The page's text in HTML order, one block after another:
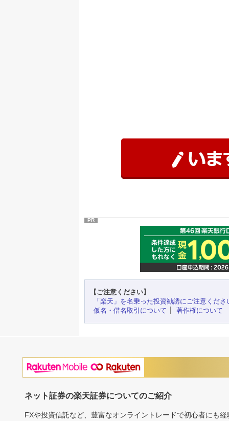
PR
【ご注意ください】
「楽天」を名乗った投資勧誘にご注意くださ
仮名・借名取引について
著作権について
ネット証券の楽天証券についてのご紹介
FXや投資信託など、豊富なオンライントレードで初心者にも